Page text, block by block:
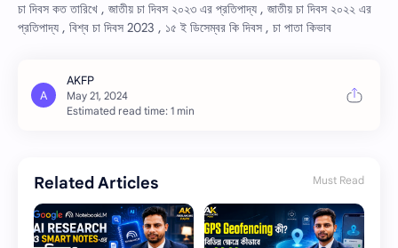
চা দিবস কত তারিখে , জাতীয় চা দিবস ২০২৩ এর প্রতিপাদ্য , জাতীয় চা দিবস ২০২২ এর
প্রতিপাদ্য , বিশ্ব চা দিবস 2023 , ১৫ ই ডিসেম্বর কি দিবস , চা পাতা কিভাব
Estimated read time: 1 min
Related Articles Must Read